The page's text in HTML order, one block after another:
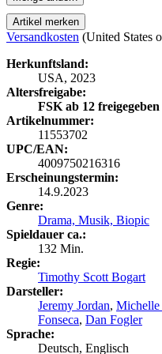
Artikel merken
Versandkosten (United States
Herkunftsland:
USA, 2023
Altersfreigabe:
FSK ab 12 freigegeben
Artikelnummer:
11553702
UPC/EAN:
4009750216316
Erscheinungstermin:
14.9.2023
Genre:
Drama, Musik, Biopic
Spieldauer ca.:
132 Min.
Regie:
Timothy Scott Bogart
Darsteller:
Jeremy Jordan, Michelle
Fonseca, Dan Fogler
Sprache:
Deutsch, Englisch